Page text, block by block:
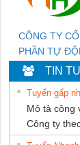
CÔNG TY CỔ
PHẦN TỰ
TIẾN HƯNG
TIN
Tuyển gấp
Mô tả công
Công ty